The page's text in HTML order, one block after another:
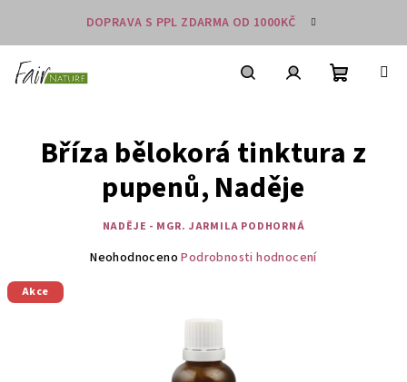
obsah
DOPRAVA S PPL ZDARMA OD 1000KČ
Nákupní
Bříza bělokorá tinktura z
pupenů, Naděje
NADĚJE - MGR. JARMILA PODHORNÁ
Průměrné
Neohodnoceno Podrobnosti hodnocení
Akce